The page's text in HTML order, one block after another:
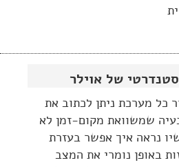
של אוילר
כל מערכת ניתן לכתוב את
שמשוואת מקום-זמן לא
נראה איך אפשר בעזרת
באופן נומרי את המצב